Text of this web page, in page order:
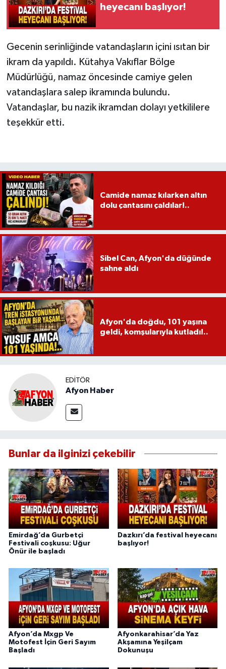
heyecanı başlıyor!
Gecenin serinliğinde vatandaşların içini ısıtan bir
ikram da yapıldı. Kütahya Vakıflar Bölge
Müdürlüğü, namaz öncesinde camiye gelen
vatandaşlara salep ikramında bulundu.
Vatandaşlar, bu nazik ikramdan dolayı yetkililere
teşekkür etti.
Camide namaz kılarken altın
dolu çantasını çaldılar!..
Sibel Can, Afyon'da düğünde
sahne aldı
Afyon'da doğdu, 101 yaşına
geldi, komşularıyla kutladı!..
EDITÖR
Afyon Haber
Bunlar da ilginizi çekebilir
Emirdağ’da Gurbetçi
Festivali coşkusu: Uğur
Önür ile başladı
Dazkırı’da festival heyecanı
başlıyor!
Afyon’da Mxgp Ve
Motofest İçin Geri Sayım
Başladı
Afyonkarahisar’da Yaz
Akşamına Yeşilçam
Dokunuşu